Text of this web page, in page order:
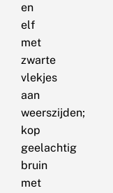
en
elf
met
zwarte
vlekjes
aan
weerszijden;
kop
geelachtig
bruin
met